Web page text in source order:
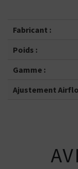
Fabricant :
Poids :
Gamme :
Ajustement